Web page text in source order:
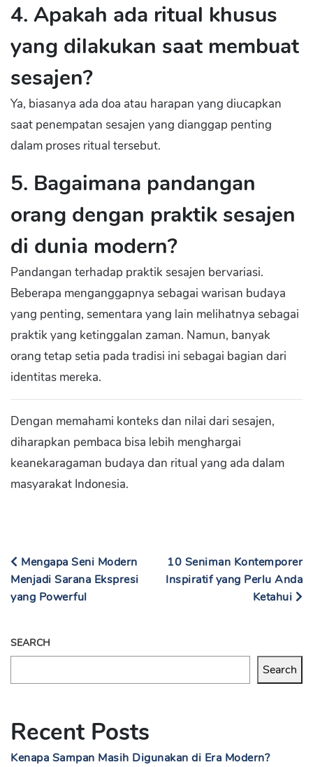
4. Apakah ada ritual khusus
yang dilakukan saat membuat
sesajen?
Ya, biasanya ada doa atau harapan yang diucapkan
saat penempatan sesajen yang dianggap penting
dalam proses ritual tersebut.
5. Bagaimana pandangan
orang dengan praktik sesajen
di dunia modern?
Pandangan terhadap praktik sesajen bervariasi.
Beberapa menganggapnya sebagai warisan budaya
yang penting, sementara yang lain melihatnya sebagai
praktik yang ketinggalan zaman. Namun, banyak
orang tetap setia pada tradisi ini sebagai bagian dari
identitas mereka.
Dengan memahami konteks dan nilai dari sesajen,
diharapkan pembaca bisa lebih menghargai
keanekaragaman budaya dan ritual yang ada dalam
masyarakat Indonesia.
Mengapa Seni Modern
Menjadi Sarana Ekspresi
yang Powerful
10 Seniman Kontemporer
Inspiratif yang Perlu Anda
Ketahui
SEARCH
Search
Recent Posts
Kenapa Sampan Masih Digunakan di Era Modern?